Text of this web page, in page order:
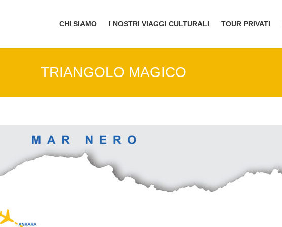
CHI SIAMO I NOSTRI VIAGGI CULTURALI TOUR PRIVATI
TRIANGOLO MAGICO